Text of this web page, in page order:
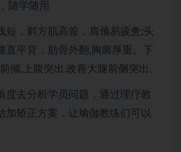
随学随用
短，斜方肌高耸，肩颈易疲惫;头
直平背，肋骨外翻,胸廓厚重。下
倾,上腹突出,改善大腿前侧突出。
度去分析学员问题，通过理疗教
加矫正方案，让瑜伽教练们可以